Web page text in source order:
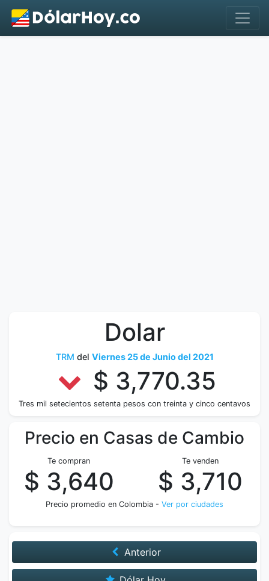
Dolar
TRM del Viernes 25 de Junio del 2021
$ 3,770.35
Tres mil setecientos setenta pesos con treinta y cinco centavos
Precio en Casas de Cambio
Te compran
$ 3,640
Te venden
$ 3,710
Precio promedio en Colombia - Ver por ciudades
Anterior